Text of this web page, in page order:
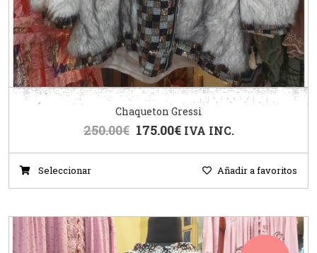
Chaqueton Gressi
250.00€ 175.00€ IVA INC.
Seleccionar Añadir a favoritos